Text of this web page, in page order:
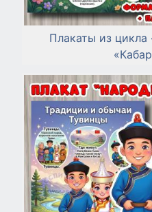
Плакаты из